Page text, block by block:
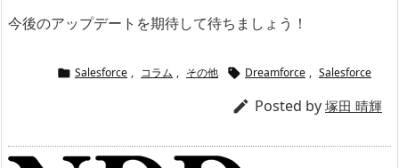
今後のアップデートを期待して待ちましょう！
 Salesforce , コラム , その他  Dreamforce , Salesforce
 Posted by 塚田 晴輝